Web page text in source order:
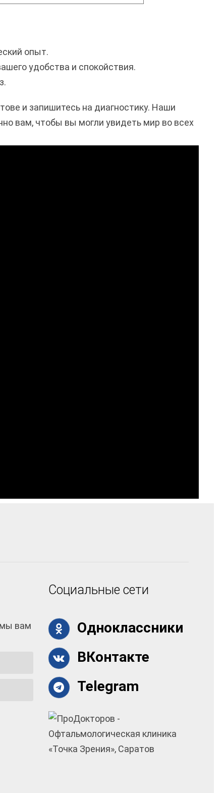
опыт.
удобства и спокойствия.
и запишитесь на диагностику. Наши
вам, чтобы вы могли увидеть мир во всех
вам
Социальные сети
Одноклассники
ВКонтакте
Telegram